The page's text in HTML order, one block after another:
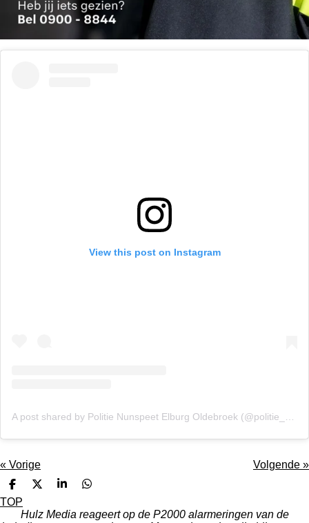
View this post on Instagram
« Vorige Volgende »
D
e
l
D
e
S
a
D
l
TOP
Hulz Media reageert op de P2000 alarmeringen van de